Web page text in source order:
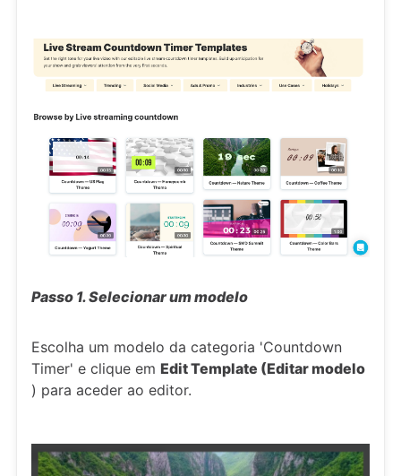
Passo 1. Selecionar um modelo
Escolha um modelo da categoria 'Countdown
Timer' e clique em Edit Template (Editar modelo
) para aceder ao editor.